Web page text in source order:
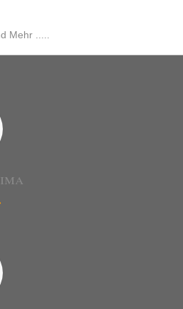
Mehr .....